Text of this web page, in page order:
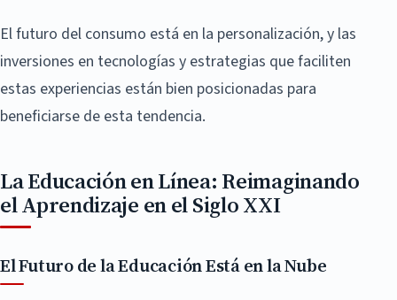
El futuro del consumo está en la personalización, y las
inversiones en tecnologías y estrategias que faciliten
estas experiencias están bien posicionadas para
beneficiarse de esta tendencia.
La Educación en Línea: Reimaginando
el Aprendizaje en el Siglo XXI
El Futuro de la Educación Está en la Nube